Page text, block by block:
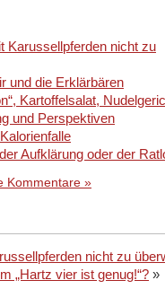
Karussellpferden nicht zu
und die Erklärbären
Kartoffelsalat,
und Perspektiven
Aufklärung oder der
Kommentare »
nicht zu
„Hartz vier ist genug!“? »